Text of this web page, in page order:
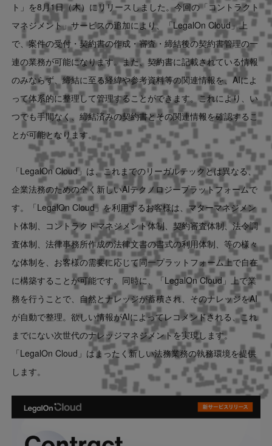
ト」を8月1日（木）にリリースしました。今回の「コントラクト
マネジメント」サービスの追加により、「LegalOn Cloud」上
で、案件の受付・契約書の作成・審査・締結後の契約書管理の一
連の業務が可能になります。また、契約書に記載されている情報
のみならず、締結に至る経緯や参考資料等の関連情報を、AIによ
って体系的に整理して管理することができます。これにより、い
つでも手間なく、締結済みの契約書とその関連情報を確認するこ
とが可能となります。
「LegalOn Cloud」は、これまでのリーガルテックとは異なる、
企業法務のための全く新しいAIテクノロジープラットフォームで
す。「LegalOn Cloud」を利用するお客様は、マターマネジメン
ト体制、コントラクトマネジメント体制、契約審査体制、法令調
査体制、法律事務所作成の法律文書の書式の利用体制、等の様々
な体制を、お客様の需要に応じて同一プラットフォーム上で自在
に構築することが可能です。同時に、「LegalOn Cloud」上で業
務を行うことで、自然とナレッジが蓄積され、そのナレッジをAI
が自動で整理。欲しい情報がAIによってレコメンドされる、これ
までにない次世代のナレッジマネジメントを実現します。
「LegalOn Cloud」はまったく新しい法務業務の執務環境を提供
します。